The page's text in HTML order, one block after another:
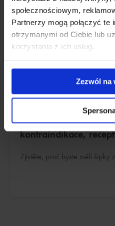
społecznościowym,
Partnerzy mogą połączyć te
otrzymanymi od Ciebie lub
korzystania z ich usług.
Zezwól na
ROSTLINY
Divoká šípková růže:
kontraindikace,
Zjistěte, proč byste měli šípky